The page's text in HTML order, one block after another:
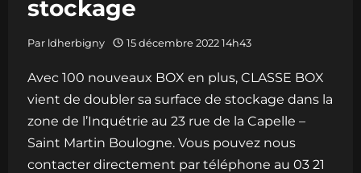
stockage
Par ldherbigny 15 décembre 2022 14h43
Avec 100 nouveaux BOX en plus, CLASSE BOX
vient de doubler sa surface de stockage dans la
zone de l’Inquétrie au 23 rue de la Capelle –
Saint Martin Boulogne. Vous pouvez nous
contacter directement par téléphone au 03 21